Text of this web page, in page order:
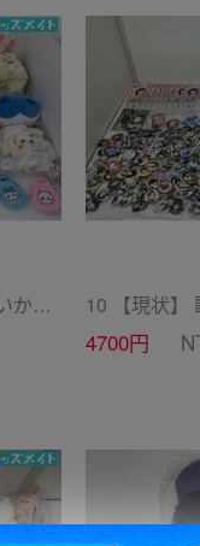
16【同梱不可/現状】 ちいかわ グッズ まとめ売り BIGボストンバッグ、ぬいぐるみ 他 / ちいかわ
4700円